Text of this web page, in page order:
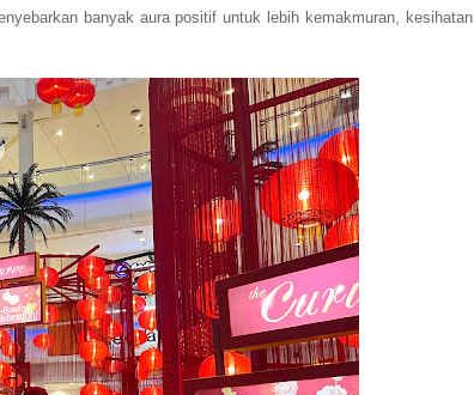
banyak aura positif untuk lebih kemakmuran, kesihatan